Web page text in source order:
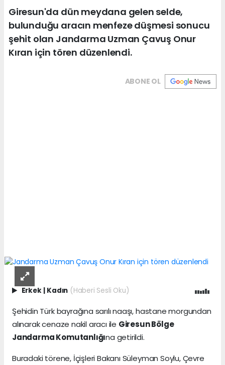
Giresun'da dün meydana gelen selde,
bulunduğu aracın menfeze düşmesi sonucu
şehit olan Jandarma Uzman Çavuş Onur
Kıran için tören düzenlendi.
ABONE OL
Erkek | Kadın (Haberi Sesli Oku)
Şehidin Türk bayrağına sarılı naaşı, hastane morgundan
alınarak cenaze nakil aracı ile Giresun Bölge
Jandarma Komutanlığına getirildi.
Buradaki törene, İçişleri Bakanı Süleyman Soylu, Çevre